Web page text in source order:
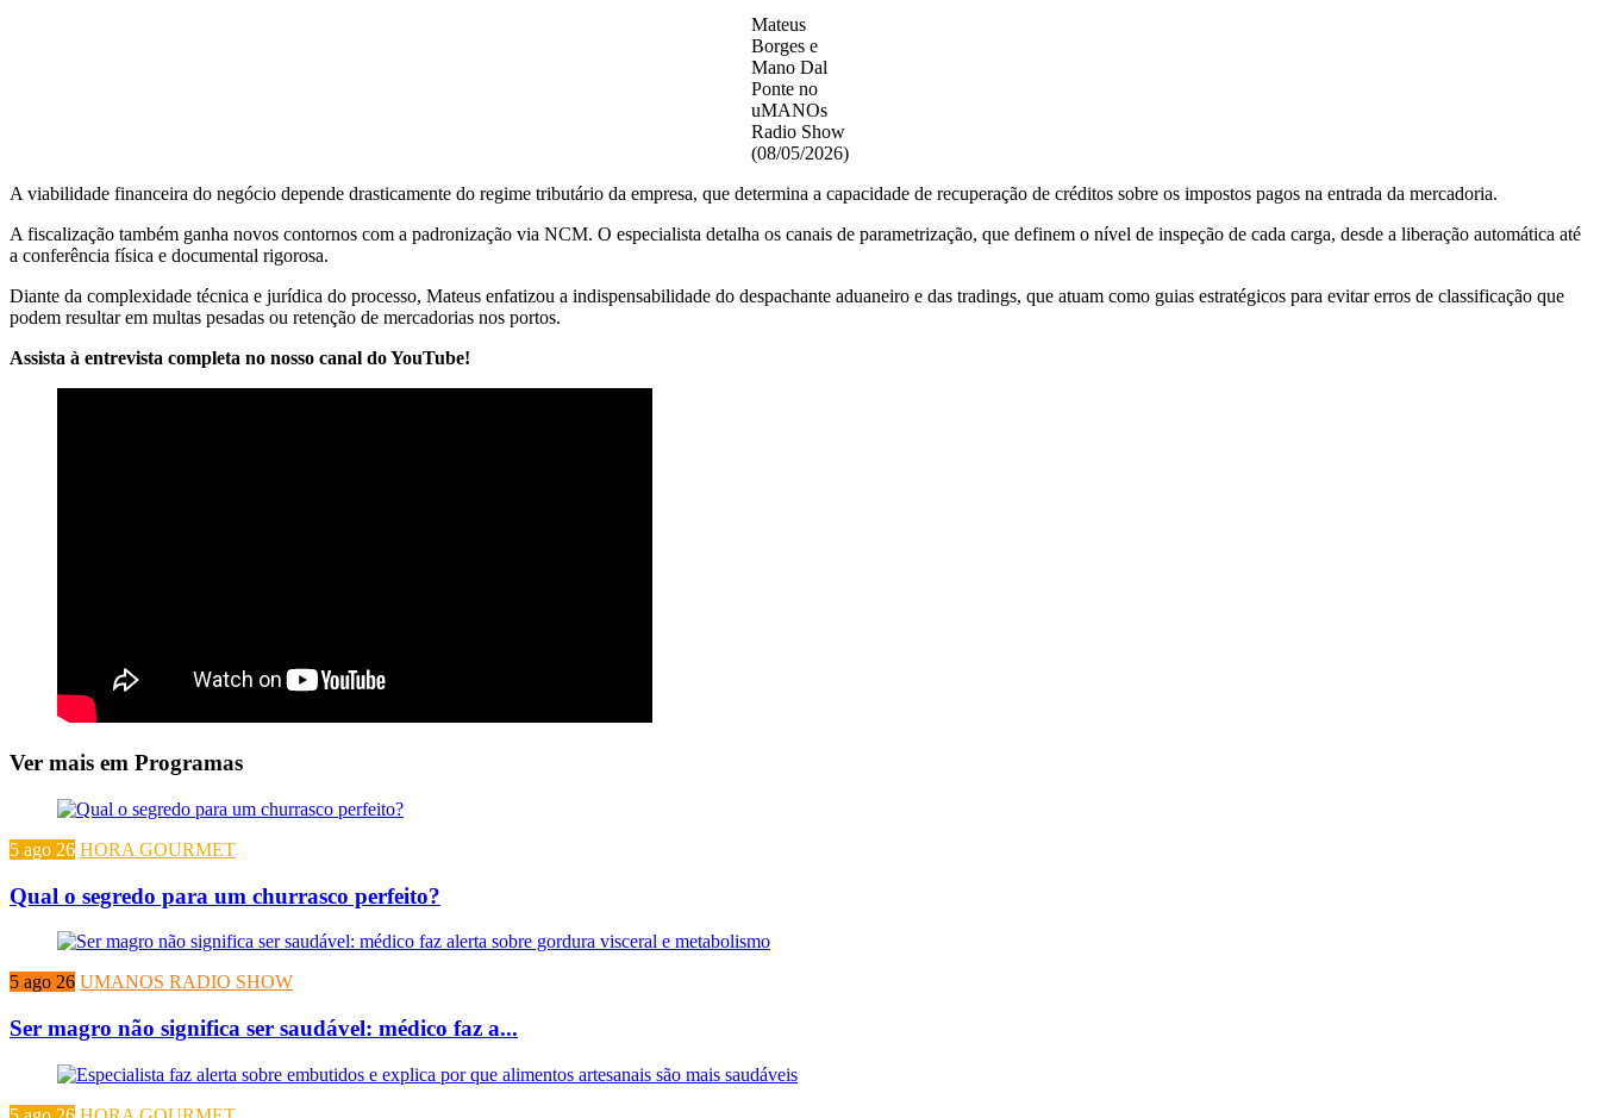
Mateus
Borges e
Mano Dal
Ponte no
uMANOs
Radio Show
(08/05/2026)
A viabilidade financeira do negócio depende drasticamente do regime tributário da empresa, que determina a capacidade de recuperação de créditos sobre os impostos pagos na entrada da mercadoria.
A fiscalização também ganha novos contornos com a padronização via NCM. O especialista detalha os canais de parametrização, que definem o nível de inspeção de cada carga, desde a liberação automática até
a conferência física e documental rigorosa.
Diante da complexidade técnica e jurídica do processo, Mateus enfatizou a indispensabilidade do despachante aduaneiro e das tradings, que atuam como guias estratégicos para evitar erros de classificação que
podem resultar em multas pesadas ou retenção de mercadorias nos portos.
Assista à entrevista completa no nosso canal do YouTube!
Ver mais em Programas
5 ago 26 HORA GOURMET
Qual o segredo para um churrasco perfeito?
5 ago 26 UMANOS RADIO SHOW
Ser magro não significa ser saudável: médico faz a...